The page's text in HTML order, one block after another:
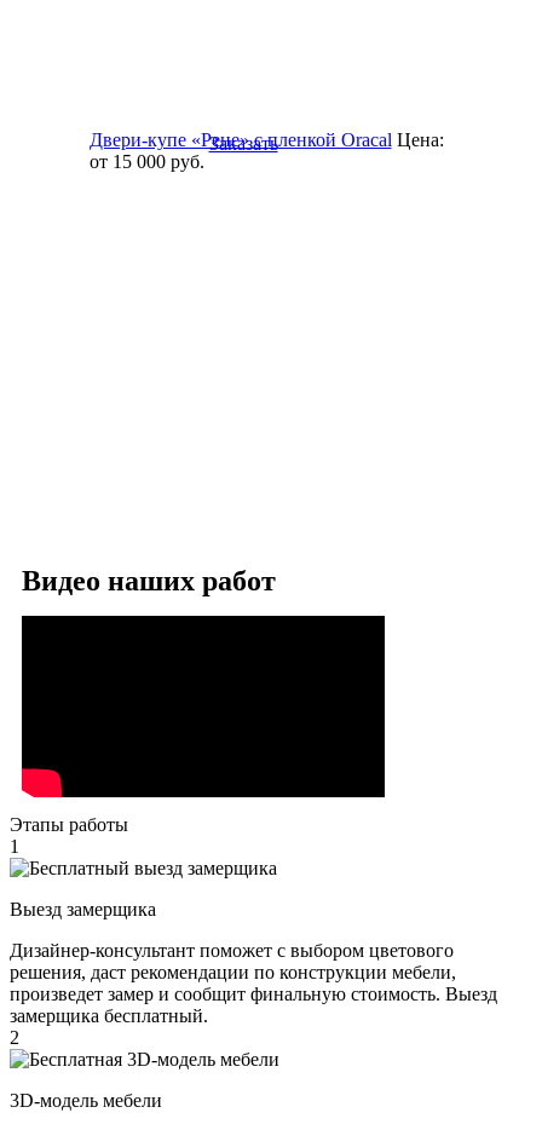
Двери-купе «Рене» с пленкой Oracal Цена:
от 15 000руб.
Заказать
Видео наших работ
Этапы работы
1
Выезд замерщика
Дизайнер-консультант поможет с выбором цветового
решения, даст рекомендации по конструкции мебели,
произведет замер и сообщит финальную стоимость. Выезд
замерщика бесплатный.
2
3D-модель мебели